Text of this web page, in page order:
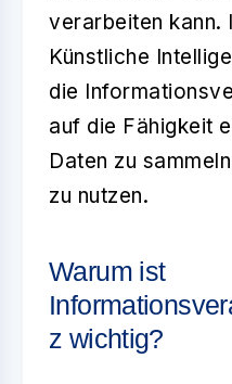
verarbeiten kann.
Künstliche
die
auf die Fähigkeit
Daten zu
zu nutzen.
Warum ist
z wichtig?